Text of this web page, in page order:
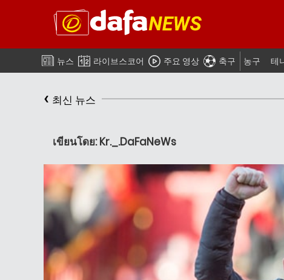
뉴스 라이브스코어 주요 영상 축구 농구 테
‹ 최신 뉴스
เขียนโดย: Kr._.DaFaNeWs